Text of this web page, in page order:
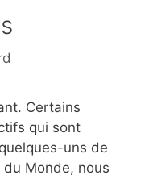
Certains
qui sont
uns de
Monde, nous